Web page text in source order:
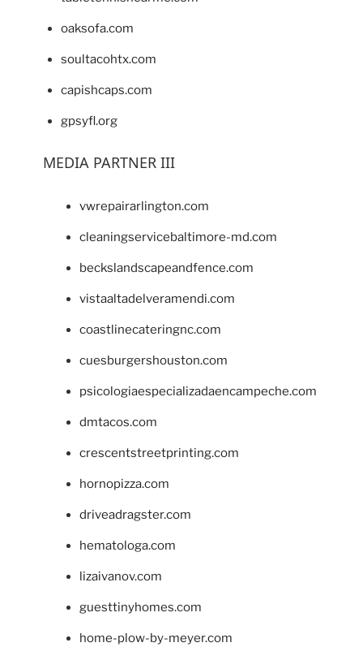
oaksofa.com
soultacohtx.com
capishcaps.com
gpsyfl.org
MEDIA PARTNER III
vwrepairarlington.com
cleaningservicebaltimore-md.com
beckslandscapeandfence.com
vistaaltadelveramendi.com
coastlinecateringnc.com
cuesburgershouston.com
psicologiaespecializadaencampeche.com
dmtacos.com
crescentstreetprinting.com
hornopizza.com
driveadragster.com
hematologa.com
lizaivanov.com
guesttinyhomes.com
home-plow-by-meyer.com